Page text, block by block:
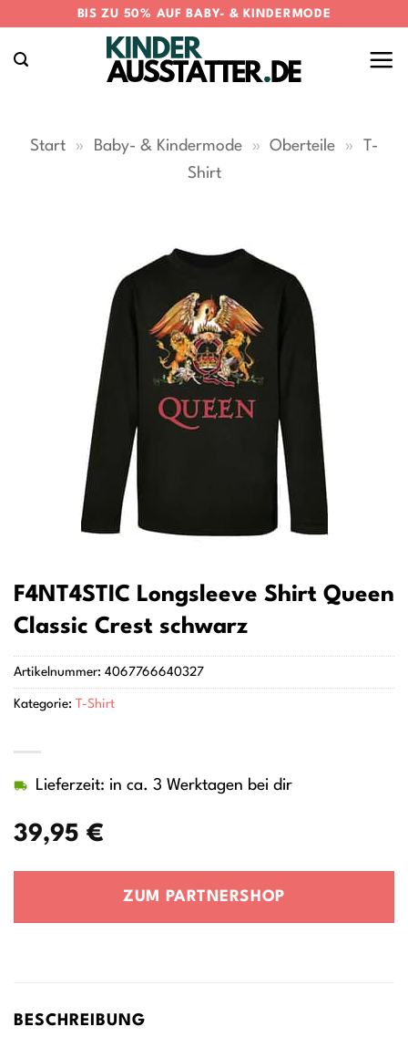
springen
BIS ZU 50% AUF BABY- & KINDERMODE
Start » Baby- & Kindermode » Oberteile »
T-
Shirt
F4NT4STIC Longsleeve Shirt Queen
Classic Crest schwarz
39,95 €
Lieferzeit: in ca. 3 Werktagen bei dir
ZUM PARTNERSHOP
Artikelnummer: 4067766640327
Kategorie: T-Shirt
BESCHREIBUNG